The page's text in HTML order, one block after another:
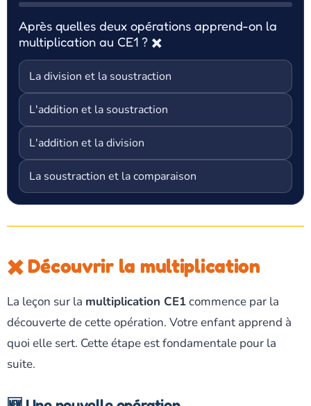
Après quelles deux opérations apprend-on la
multiplication au CE1 ? ✖️
La division et la soustraction
L'addition et la soustraction
L'addition et la division
La soustraction et la comparaison
✖️ Découvrir la multiplication
La leçon sur la multiplication CE1commence par la
découverte de cette opération. Votre enfant apprend à
quoi elle sert. Cette étape est fondamentale pour la
suite.